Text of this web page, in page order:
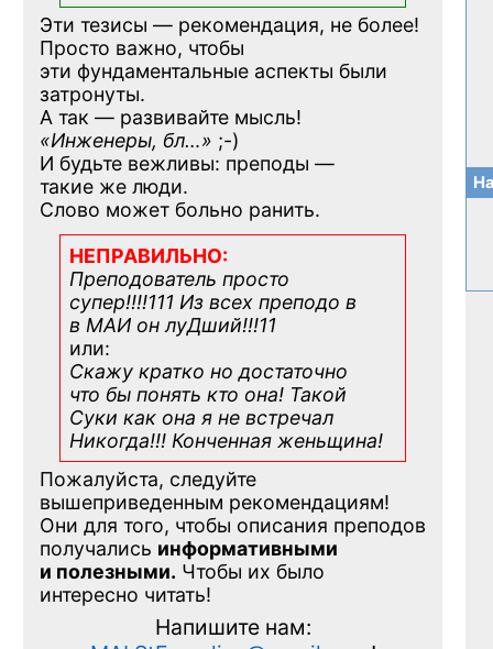
Эти тезисы — рекомендация, не более!
Просто важно, чтобы
эти фундаментальные аспекты были
затронуты.
А так — развивайте мысль!
«Инженеры, бл…» ;-)
И будьте вежливы: преподы —
такие же люди.
Слово может больно ранить.
НЕПРАВИЛЬНО:
Преподователь просто
супер!!!!111 Из всех преподо в
в МАИ он луДший!!!11
или:
Скажу кратко но достаточно
что бы понять кто она! Такой
Суки как она я не встречал
Никогда!!! Конченная женьщина!
Пожалуйста, следуйте
вышеприведенным рекомендациям!
Они для того, чтобы описания преподов
получались информативными
и полезными. Чтобы их было
интересно читать!
Напишите нам: